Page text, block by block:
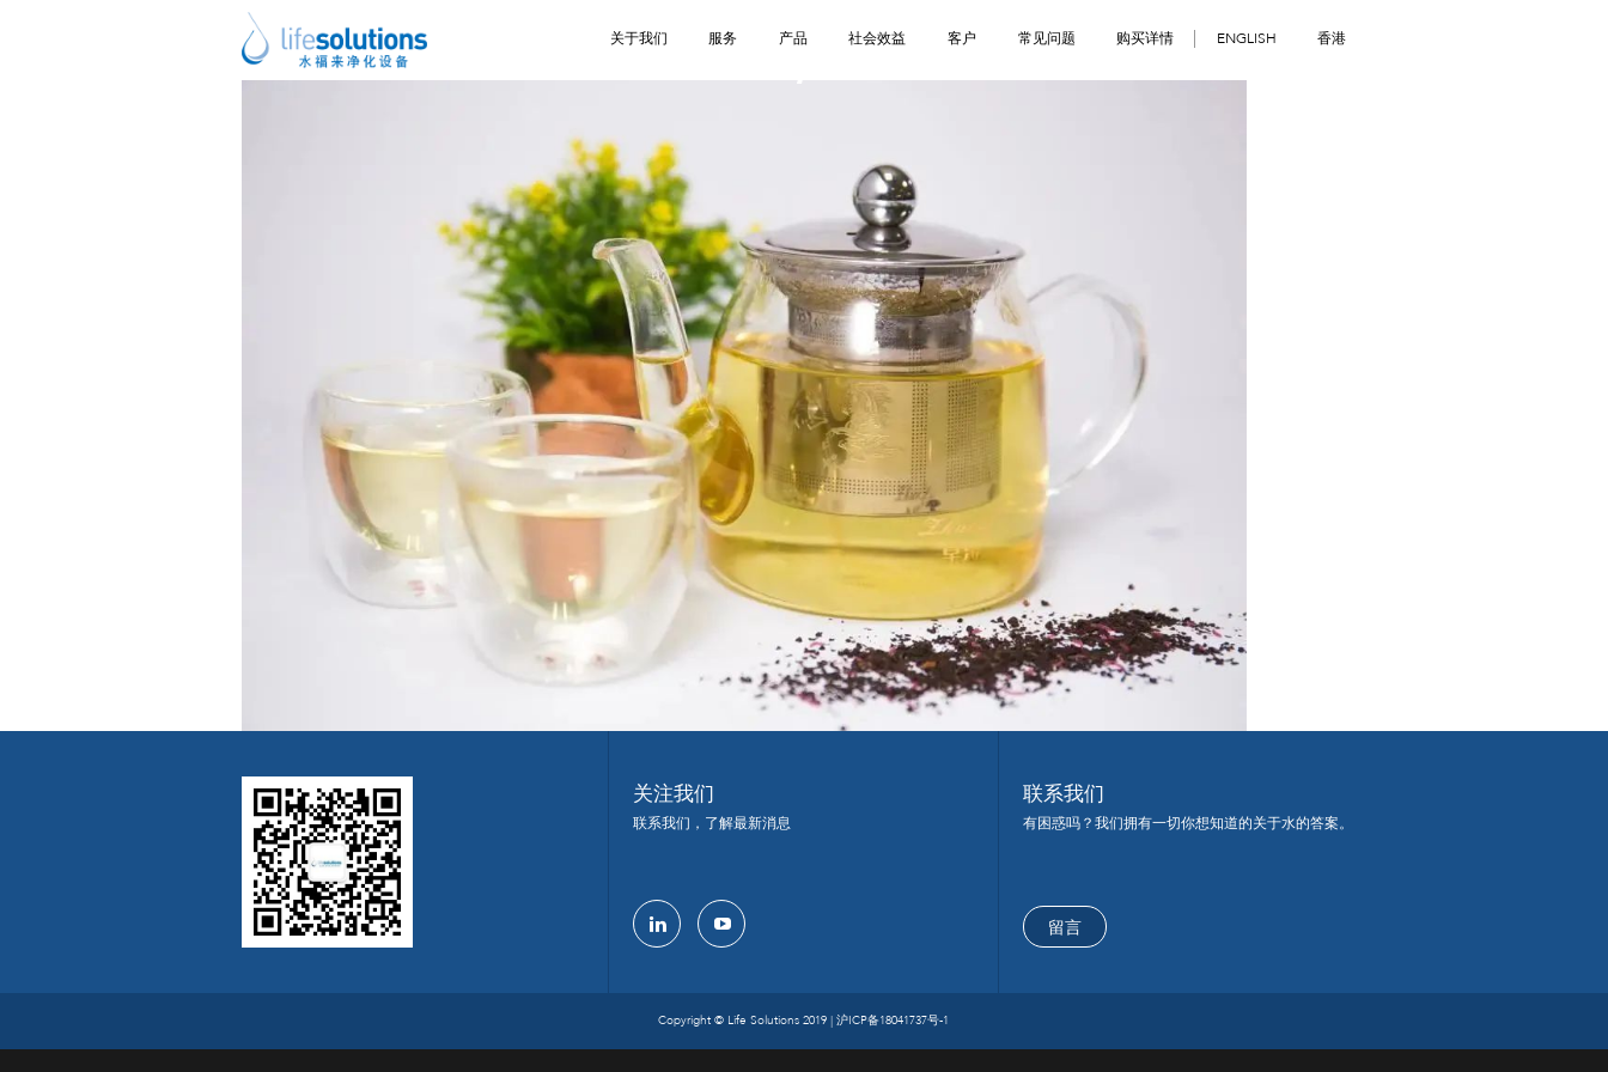
关于我们 服务 产品 社会效益 客户 常见问题 购买详情 ENGLISH 香港
7
关注我们
联系我们，了解最新消息
联系我们
有困惑吗？我们拥有一切你想知道的关于水的答案。
留言
Copyright © Life Solutions 2019 | 沪ICP备18041737号-1